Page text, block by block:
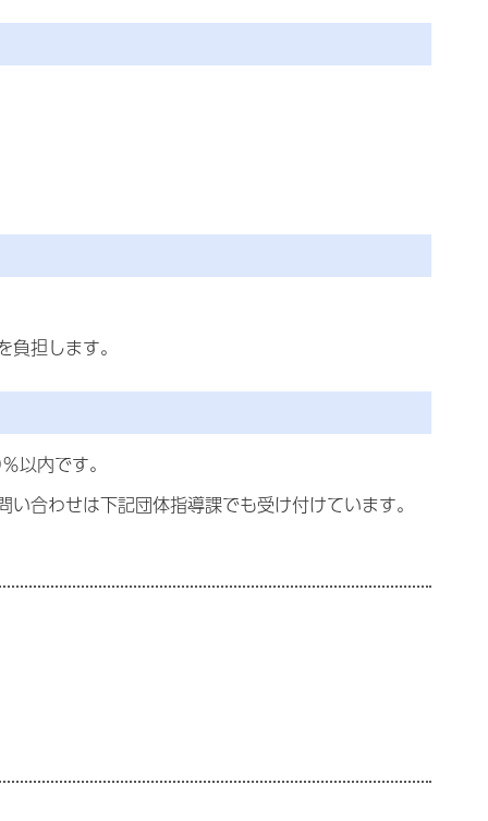
担します。
以内です。
合わせは下記団体指導課でも受け付けています。